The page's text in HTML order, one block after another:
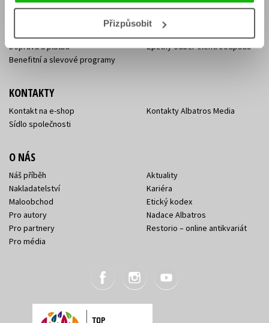
Přizpůsobit
Naši autoři
Doprava a platba
Benefitní a slevové programy
Dárkové poukazy
Affiliate program
Zpětný odběr elektroodpadu
KONTAKTY
Kontakt na e-shop
Sídlo společnosti
Kontakty Albatros Media
O NÁS
Náš příběh
Nakladatelství
Maloobchod
Pro autory
Pro partnery
Pro média
Aktuality
Kariéra
Etický kodex
Nadace Albatros
Restorio – online antikvariát